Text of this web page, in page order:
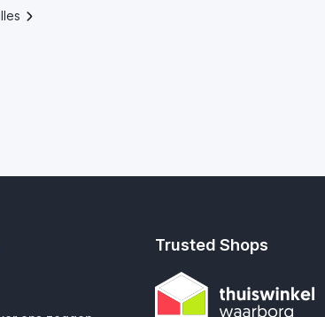
Trusted Shops